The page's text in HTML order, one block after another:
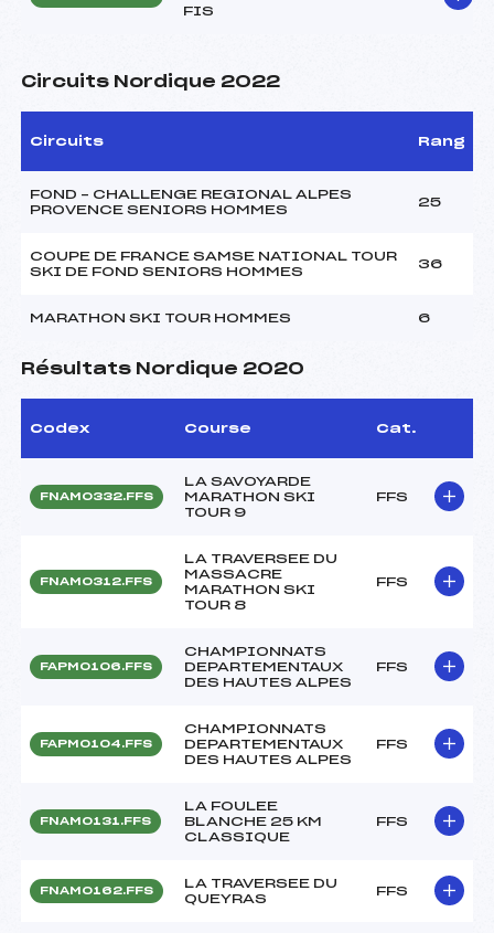
FIS
Circuits Nordique 2022
Circuits Rang
FOND – CHALLENGE REGIONAL ALPES
PROVENCE SENIORS HOMMES
25
COUPE DE FRANCE SAMSE NATIONAL TOUR
SKI DE FOND SENIORS HOMMES
36
MARATHON SKI TOUR HOMMES 6
Résultats Nordique 2020
Codex Course Cat.
FNAM0332.FFS
LA SAVOYARDE
MARATHON SKI
TOUR 9
FFS
FNAM0312.FFS
LA TRAVERSEE DU
MASSACRE
MARATHON SKI
TOUR 8
FFS
FAPM0106.FFS
CHAMPIONNATS
DEPARTEMENTAUX
DES HAUTES ALPES
FFS
FAPM0104.FFS
CHAMPIONNATS
DEPARTEMENTAUX
DES HAUTES ALPES
FFS
FNAM0131.FFS
LA FOULEE
BLANCHE 25 KM
CLASSIQUE
FFS
FNAM0162.FFS
LA TRAVERSEE DU
QUEYRAS
FFS